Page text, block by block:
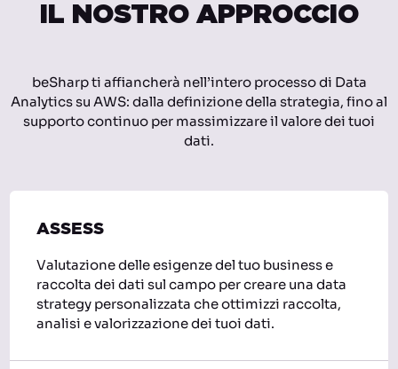
IL NOSTRO APPROCCIO
beSharp ti affiancherà nell’intero processo di Data
Analytics su AWS: dalla definizione della strategia, fino al
supporto continuo per massimizzare il valore dei tuoi
dati.
ASSESS
Valutazione delle esigenze del tuo business e
raccolta dei dati sul campo per creare una data
strategy personalizzata che ottimizzi raccolta,
analisi e valorizzazione dei tuoi dati.